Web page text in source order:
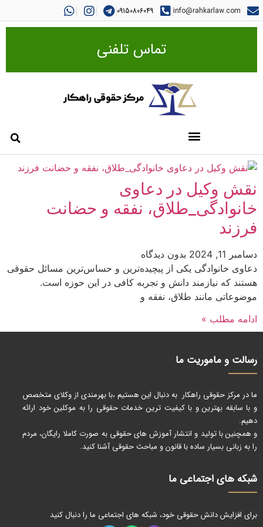
info@rahkarlaw.com
09150806049
تماس تلفنی
نقش وکیل در دعاوی
خانوادگی_طلاق، نفقه و حضانت
فرزند
دسامبر 11, 2024
بدون دیدگاه
دعاوی خانوادگی یکی از پیچیده‌ترین و حساس‌ترین مسائل حقوقی
هستند که نیازمند دانش و تجربه کافی در این حوزه است.
موضوعاتی مانند طلاق، نفقه و
ادامه مطلب »
رسالت و ماموریت ما
ما در مرکز حقوقی راهکار به دنبال این هستیم ،با بهرمندی از وکلای متخصص
و با سابقه بهترین و با کیفیت ترین خدمات حقوقی را به موکلین خود ارائه
دهیم.
و همچنین با تولید و انتشار آموزش های حقوقی به صورت کاملا رایگان، مردم
را به زبانی بسیار ساده با قانون و مباحث حقوقی آشنا کنید.
شبکه های اجتماعی ما
برای افزایش دانش حقوقی خود، شبکه های اجتماعی ما را دنبال کنید